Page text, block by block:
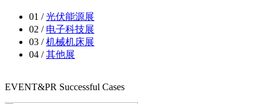
01 /光伏能源展
02 / 电子科技展
03 /机械机床展
04 /其他展
EVENT&PR Successful Cases